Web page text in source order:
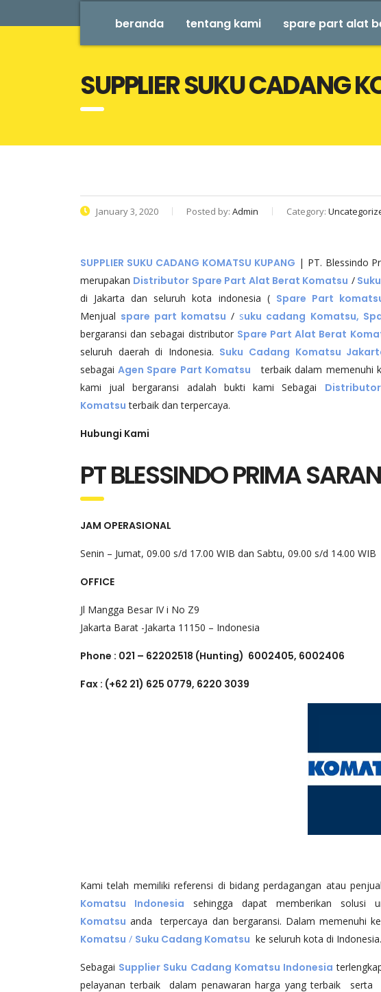
beranda tentang kami spare part alat
SUPPLIER SUKU CADANG
January 3, 2020 Posted by: Admin Category:
SUPPLIER SUKU CADANG KOMATSU KUPANG | PT. Blessindo
merupakan Distributor Spare Part Alat Berat Komatsu /
di Jakarta dan seluruh kota indonesia ( Spare Part
Menjual spare part komatsu / suku cadang Komatsu,
bergaransi dan sebagai distributor Spare Part Alat Berat
seluruh daerah di Indonesia. Suku Cadang Komatsu
sebagaiAgen Spare Part Komatsu terbaik dalam memenuhi
kami jual bergaransi adalah bukti kami Sebagai
Komatsu terbaik dan terpercaya.
Hubungi Kami
PT BLESSINDO PRIMA
JAM OPERASIONAL
Senin – Jumat, 09.00 s/d 17.00 WIB dan Sabtu, 09.00 s/d 14.00 WIB
OFFICE
Jl Mangga Besar IV i No Z9
Jakarta Barat -Jakarta 11150 – Indonesia
Phone : 021 – 62202518 (Hunting) 6002405, 6002406
Fax : (+62 21) 625 0779, 6220 3039
Kami telah memiliki referensi di bidang perdagangan atau
Komatsu Indonesia
sehingga dapat memberikan solusi
Komatsu anda terpercaya dan bergaransi. Dalam memenuhi
Komatsu / Suku Cadang Komatsu ke seluruh kota di Indonesia.
Sebagai Supplier Suku Cadang Komatsu Indonesia
pelayanan terbaik dalam penawaran harga yang terbaik